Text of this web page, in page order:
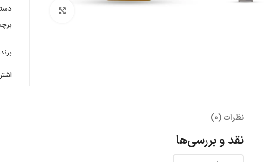
بزرگنمایی تصویر
نظرات (0)
نقد و بررسی‌ها